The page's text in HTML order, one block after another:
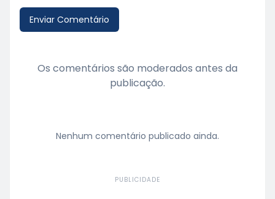
Enviar Comentário
Os comentários são moderados antes da
publicação.
Nenhum comentário publicado ainda.
PUBLICIDADE